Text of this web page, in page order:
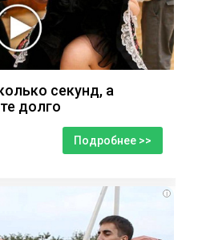
секунд, а
долго
Подробнее >>
i